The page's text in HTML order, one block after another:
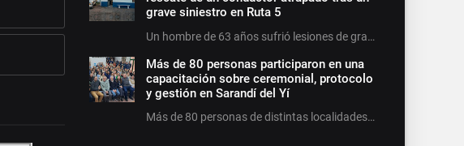
grave siniestro en Ruta 5
Un hombre de 63 años sufrió lesiones de gra…
Más de 80 personas participaron en una
capacitación sobre ceremonial, protocolo
y gestión en Sarandí del Yí
Más de 80 personas de distintas localidades…